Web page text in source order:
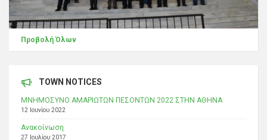
Προβολή Όλων
TOWN NOTICES
ΜΝΗΜΟΣΥΝΟ ΑΜΑΡΙΩΤΩΝ ΠΕΣΟΝΤΩΝ 2022 ΣΤΗΝ ΑΘΗΝΑ
12 Ιουνίου 2022
Ανακοίνωση
27 Ιουλίου 2017